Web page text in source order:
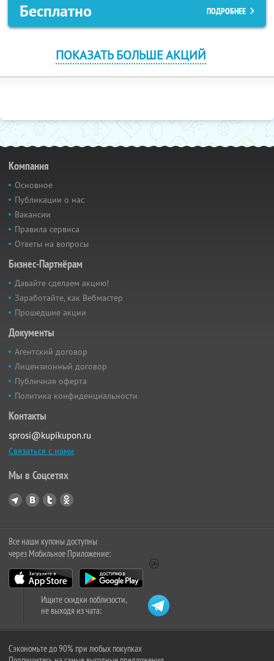
Бесплатно ПОДРОБНЕЕ
ПОКАЗАТЬ БОЛЬШЕ АКЦИЙ
Компания
Основное
Публикации о нас
Вакансии
Правила сервиса
Ответы на вопросы
Бизнес-Партнёрам
Давайте сделаем акцию!
Заработайте, как Вебмастер
Прошедшие акции
Документы
Агентский договор
Лицензионный договор
Публичная оферта
Политика конфиденциальности
Контакты
sprosi@kupikupon.ru
Связаться с нами
Мы в Соцсетях
Все наши купоны доступны
через Мобильное Приложение:
Ищите скидки поблизости,
не выходя из чата:
Сэкономьте до 90% при любых покупках